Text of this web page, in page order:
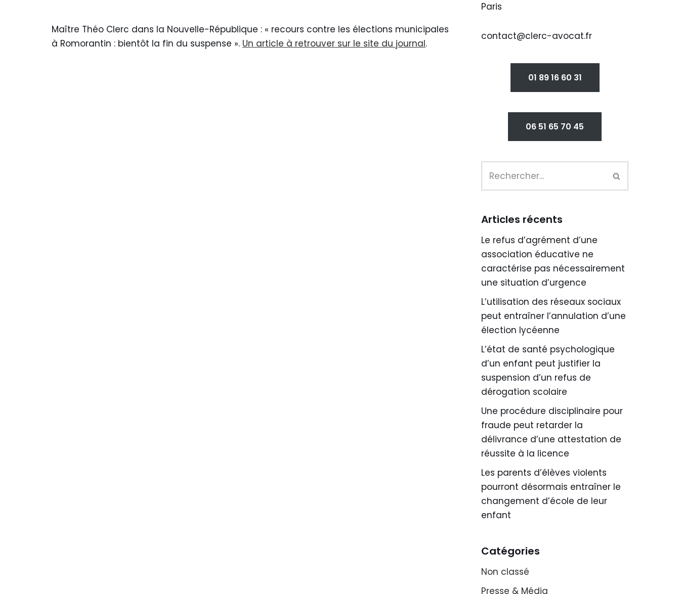
Maître Théo Clerc dans la Nouvelle-République : « recours contre les élections municipales
à Romorantin : bientôt la fin du suspense ». Un article à retrouver sur le site du journal.
Paris
contact@clerc-avocat.fr
01 89 16 60 31
06 51 65 70 45
Articles récents
Le refus d’agrément d’une
association éducative ne
caractérise pas nécessairement
une situation d’urgence
L’utilisation des réseaux sociaux
peut entraîner l’annulation d’une
élection lycéenne
L’état de santé psychologique
d’un enfant peut justifier la
suspension d’un refus de
dérogation scolaire
Une procédure disciplinaire pour
fraude peut retarder la
délivrance d’une attestation de
réussite à la licence
Les parents d’élèves violents
pourront désormais entraîner le
changement d’école de leur
enfant
Catégories
Non classé
Presse & Média